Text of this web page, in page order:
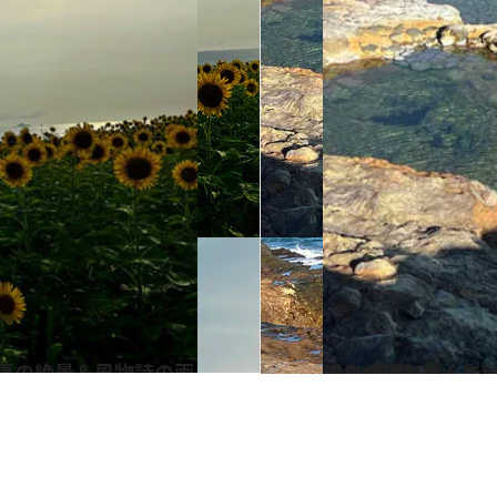
2023.8.26
道なき道を進んで秘湯へ！ 生きる火山の恵、薩摩硫黄島で ワイルドな温泉“野湯”めぐり
旅＆お出かけ